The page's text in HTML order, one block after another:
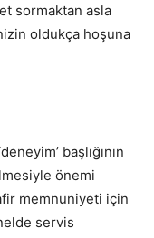
sormaktan asla
oldukça hoşuna
başlığının
önemi
memnuniyeti için
servis